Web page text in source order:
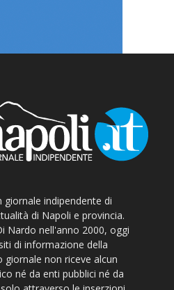
giornale indipendente di
di Napoli e provincia.
Nardo nell'anno 2000, oggi
di informazione della
giornale non riceve alcun
né da enti pubblici né da